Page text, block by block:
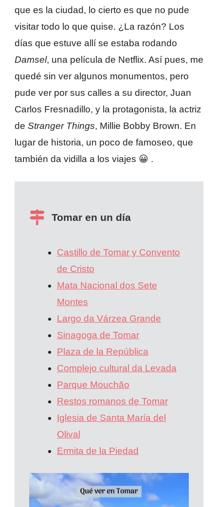
que es la ciudad, lo cierto es que no pude
visitar todo lo que quise. ¿La razón? Los
días que estuve allí se estaba rodando
Damsel, una película de Netflix. Así pues, me
quedé sin ver algunos monumentos, pero
pude ver por sus calles a su director, Juan
Carlos Fresnadillo, y la protagonista, la actriz
de Stranger Things, Millie Bobby Brown. En
lugar de historia, un poco de famoseo, que
también da vidilla a los viajes 😀 .
Tomar en un día
Castillo de Tomar y Convento
de Cristo
Mata Nacional dos Sete
Montes
Largo da Várzea Grande
Sinagoga de Tomar
Plaza de la República
Complejo cultural da Levada
Parque Mouchão
Restos romanos de Tomar
Iglesia de Santa María del
Olival
Ermita de la Piedad